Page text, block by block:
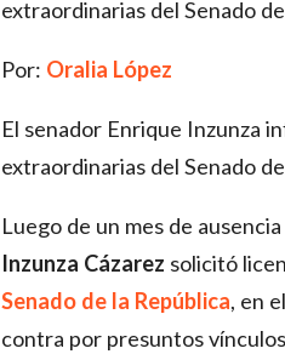
extraordinarias del Senado
Por: Oralia López
El senador Enrique Inzunza
extraordinarias del Senado
Luego de un mes de
Inzunza Cázarez solicitó
Senado de la República, en
contra por presuntos